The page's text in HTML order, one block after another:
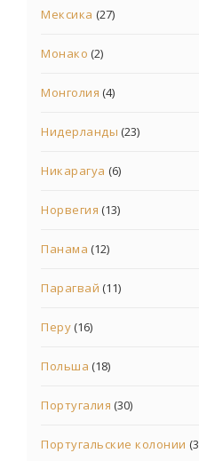
Мексика (27)
Монако (2)
Монголия (4)
Нидерланды (23)
Никарагуа (6)
Норвегия (13)
Панама (12)
Парагвай (11)
Перу(16)
Польша (18)
Португалия (30)
Португальские колонии